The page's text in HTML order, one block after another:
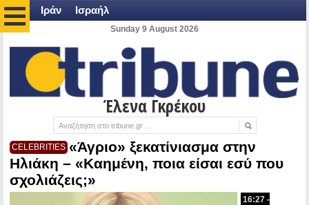
Ιράν Ισραήλ
Sunday 9 August 2026
Έλενα Γκρέκου
CELEBRITIES «Άγριο» ξεκατίνιασμα στην
Ηλιάκη – «Καημένη, ποια είσαι εσύ που
σχολιάζεις;»
16:27 -